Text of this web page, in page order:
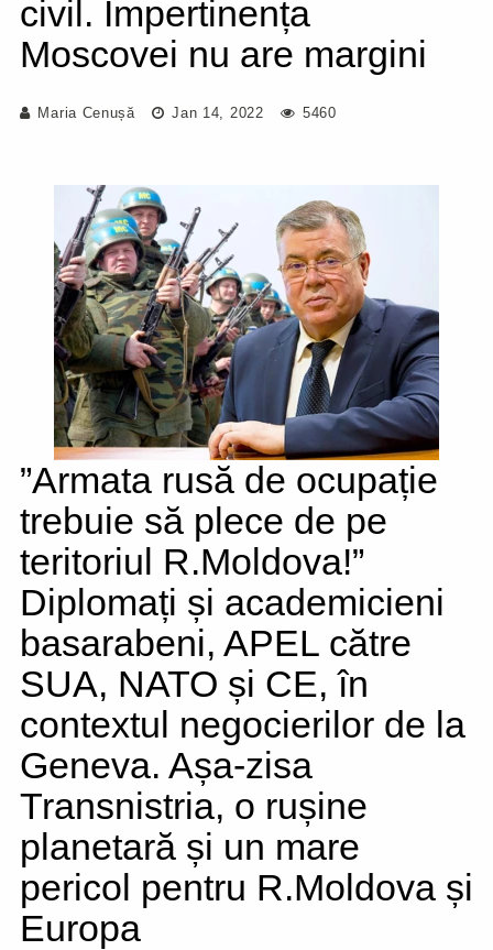
civil. Impertinența
Moscovei nu are margini
Maria Cenușă Jan 14, 2022 5460
”Armata rusă de ocupație
trebuie să plece de pe
teritoriul R.Moldova!”
Diplomați și academicieni
basarabeni, APEL către
SUA, NATO și CE, în
contextul negocierilor de la
Geneva. Așa-zisa
Transnistria, o rușine
planetară și un mare
pericol pentru R.Moldova și
Europa